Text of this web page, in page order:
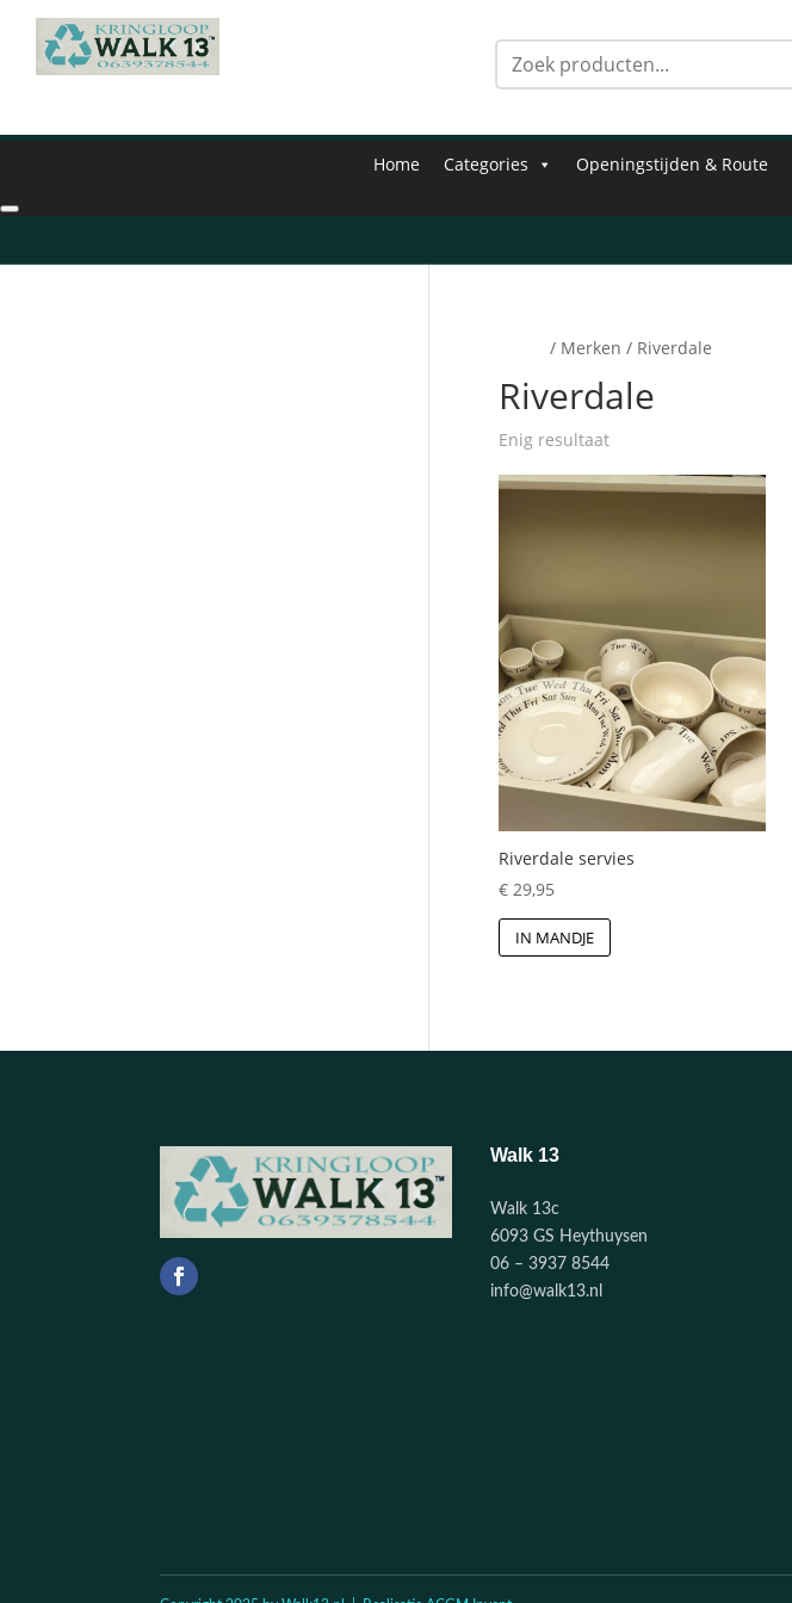
Home Categories Openingstijden & Route
/ Merken / Riverdale
Riverdale
Enig resultaat
Riverdale servies
€29,95
IN MANDJE
Walk 13
Walk 13c
6093 GS Heythuysen
06 – 3937 8544
info@walk13.nl